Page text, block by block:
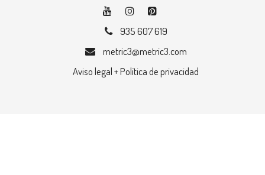
935 607 619
metric3@metric3.com
Aviso legal + Política de privacidad